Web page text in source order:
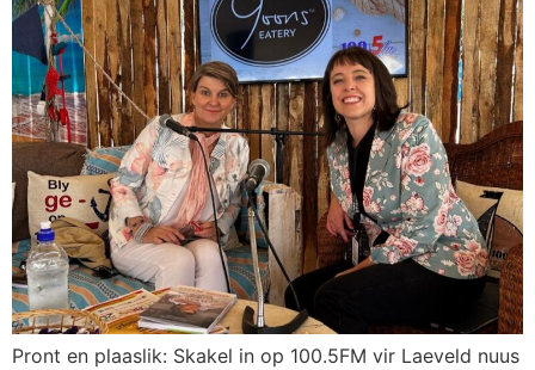
Pront en plaaslik: Skakel in op 100.5FM vir Laeveld nuus